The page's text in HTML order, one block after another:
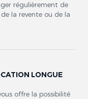
régulièrement de
la revente ou de la
LONGUE
offre la possibilité